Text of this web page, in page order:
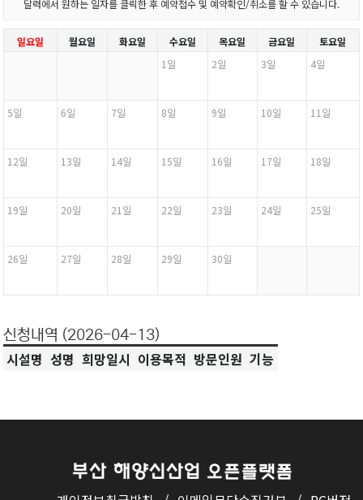
달력에서 원하는 일자를 클릭한 후 예약접수 및 예약확인/취소를 할 수 있습니다.
일요일 월요일 화요일 수요일 목요일 금요일
토요일
1일
2일 3일 4일
5일 6일 7일 8일 9일 10일 11일
12일 13일 14일 15일 16일 17일 18일
19일 20일 21일 22일 23일 24일 25일
26일 27일 28일 29일 30일
신청내역 (2026-04-13)
시설명 성명 희망일시 이용목적 방문인원 기능